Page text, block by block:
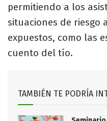
permitiendo a los
situaciones de riesgo
expuestos, como las
cuento del tío.
TAMBIÉN TE PODRÍA